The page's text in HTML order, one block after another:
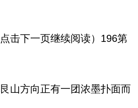
击下一页继续阅读）196第
山方向正有一团浓墨扑面而